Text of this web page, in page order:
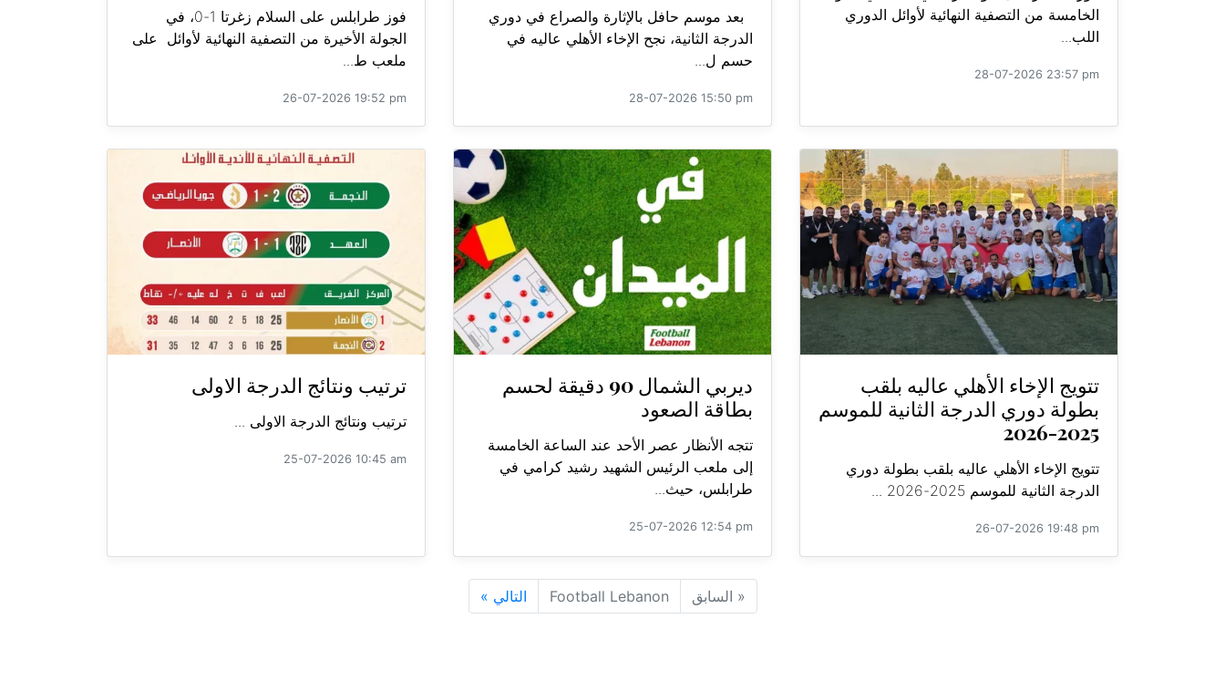
الخامسة من التصفية النهائية لأوائل الدوري
اللب...
28-07-2026 23:57 pm
بعد موسم حافل بالإثارة والصراع في دوري
الدرجة الثانية، نجح الإخاء الأهلي عاليه في
حسم ل...
28-07-2026 15:50 pm
فوز طرابلس على السلام زغرتا 1-0، في
الجولة الأخيرة من التصفية النهائية لأوائل على
ملعب ط...
26-07-2026 19:52 pm
تتويج الإخاء الأهلي عاليه بلقب
بطولة دوري الدرجة الثانية للموسم
2025-2026
تتويج الإخاء الأهلي عاليه بلقب بطولة دوري
الدرجة الثانية للموسم 2025-2026 ...
26-07-2026 19:48 pm
ديربي الشمال 90 دقيقة لحسم
بطاقة الصعود
تتجه الأنظار عصر الأحد عند الساعة الخامسة
إلى ملعب الرئيس الشهيد رشيد كرامي في
طرابلس، حيث...
25-07-2026 12:54 pm
ترتيب ونتائج الدرجة الاولى
ترتيب ونتائج الدرجة الاولى ...
25-07-2026 10:45 am
« السابق Football Lebanon التالي »